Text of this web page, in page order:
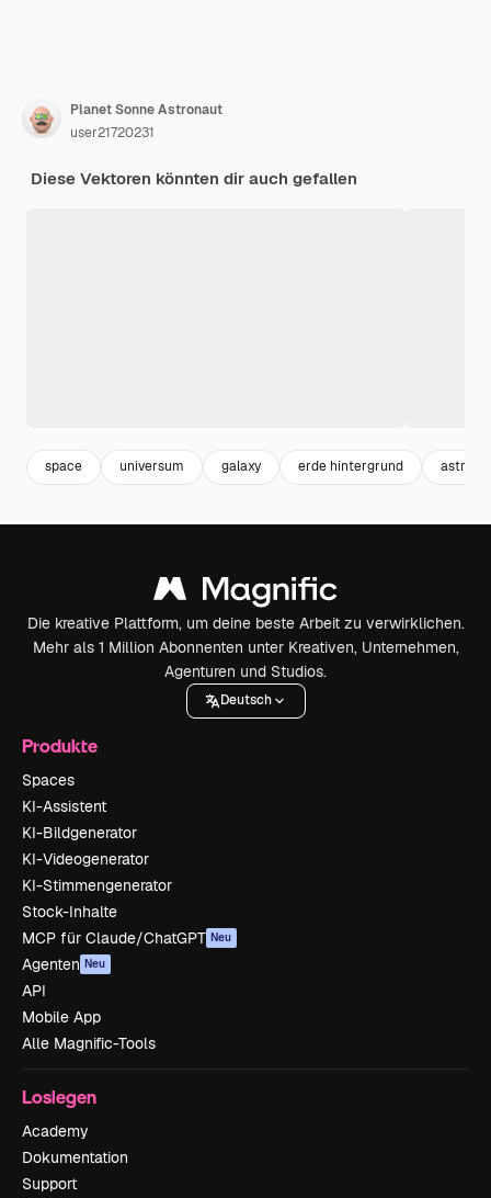
Planet Sonne Astronaut
user21720231
Diese Vektoren könnten dir auch gefallen
space universum galaxy erde hintergrund
Die kreative Plattform, um deine beste Arbeit zu verwirklichen.
Mehr als 1 Million Abonnenten unter Kreativen, Unternehmen,
Agenturen und Studios.
Deutsch
Produkte
Spaces
KI-Assistent
KI-Bildgenerator
KI-Videogenerator
KI-Stimmengenerator
Stock-Inhalte
MCP für Claude/ChatGPT Neu
Agenten Neu
API
Mobile App
Alle Magnific-Tools
Loslegen
Academy
Dokumentation
Support